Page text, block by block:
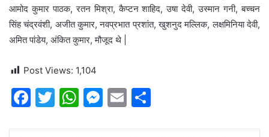
आमोद कुमार पाठक, रतन मिश्रा, कैप्टन शाहिद, उषा देवी, उस्मान गनी, बच्चन
सिंह चंद्रवंशी, अजीत कुमार, नवप्रभात प्रशांत, खुशनुद मल्लिक, लक्षमिनिया देवी,
अमित पांडेय, अंकित कुमार, मौजूद थे |
Post Views: 1,104
F
T
W M E